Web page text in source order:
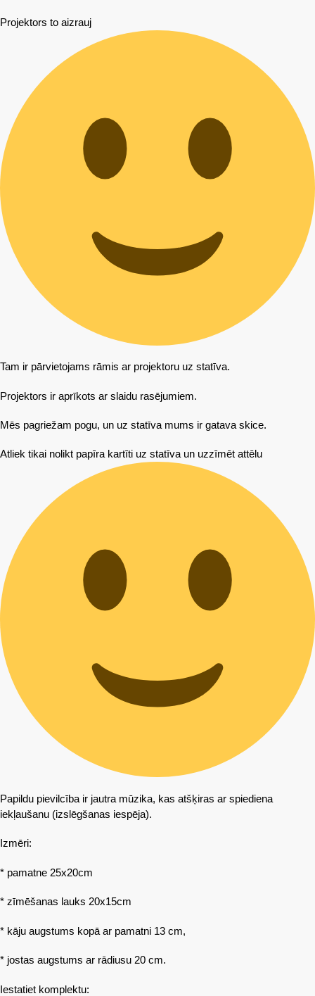
Projektors to aizrauj
Tam ir pārvietojams rāmis ar projektoru uz statīva.
Projektors ir aprīkots ar slaidu rasējumiem.
Mēs pagriežam pogu, un uz statīva mums ir gatava skice.
Atliek tikai nolikt papīra kartīti uz statīva un uzzīmēt attēlu
Papildu pievilcība ir jautra mūzika, kas atšķiras ar spiediena
iekļaušanu (izslēgšanas iespēja).
Izmēri:
* pamatne 25x20cm
* zīmēšanas lauks 20x15cm
* kāju augstums kopā ar pamatni 13 cm,
* jostas augstums ar rādiusu 20 cm.
Iestatiet komplektu: